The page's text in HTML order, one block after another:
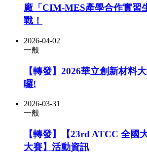
廠「CIM-MES產學合作實習
戰！
2026-04-02
一般
【轉發】2026華立創新材料
囉!
2026-03-31
一般
【轉發】【23rd ATCC 全國
大賽】活動資訊